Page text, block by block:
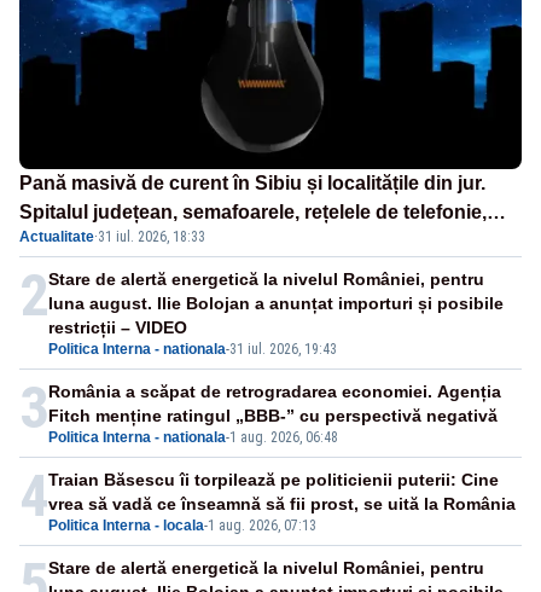
Pană masivă de curent în Sibiu și localitățile din jur.
Spitalul județean, semafoarele, rețelele de telefonie,
grav afectate
Actualitate·31 iul. 2026, 18:33
2
Politica Interna - nationala-31 iul. 2026, 19:43
Stare de alertă energetică la nivelul României, pentru
luna august. Ilie Bolojan a anunțat importuri și posibile
restricții – VIDEO
3 Politica Interna - nationala-1 aug. 2026, 06:48
România a scăpat de retrogradarea economiei. Agenția
Fitch menține ratingul „BBB-” cu perspectivă negativă
4 Politica Interna - locala-1 aug. 2026, 07:13
Traian Băsescu îi torpilează pe politicienii puterii: Cine
vrea să vadă ce înseamnă să fii prost, se uită la România
Stare de alertă energetică la nivelul României, pentru